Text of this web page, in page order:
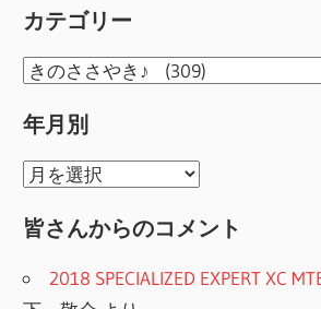
ー
ジ
送
カテゴリー
カ
ゴ
リ
年月別
年
別
皆さんからのコメント
2018 SPECIALIZED EXPERT XC